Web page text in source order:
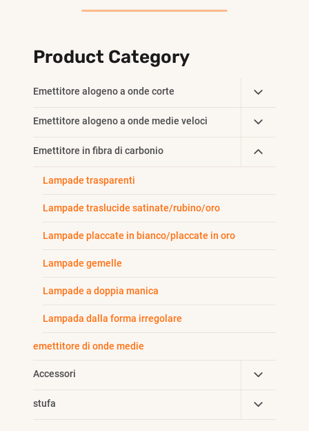
Product Category
Emettitore alogeno a onde corte
Toggle
Menu
Emettitore alogeno a onde medie veloci
Toggle
Menu
Emettitore in fibra di carbonio
Toggle
Lampade trasparenti
Lampade traslucide satinate/rubino/oro
Lampade placcate in bianco/placcate in oro
Lampade gemelle
Lampade a doppia manica
Lampada dalla forma irregolare
emettitore di onde medie
Accessori
Toggle
Menu
stufa
Toggle